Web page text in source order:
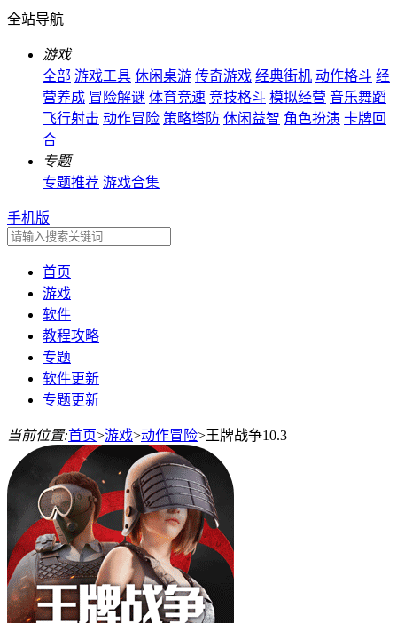
全站导航
游戏
全部 游戏工具 休闲桌游 传奇游戏 经典街机 动作格斗 经
营养成 冒险解谜 体育竞速 竞技格斗 模拟经营 音乐舞蹈
飞行射击 动作冒险 策略塔防 休闲益智 角色扮演 卡牌回
合
专题
专题推荐 游戏合集
手机版
首页
游戏
软件
教程攻略
专题
软件更新
专题更新
当前位置:首页>游戏>动作冒险>王牌战争10.3